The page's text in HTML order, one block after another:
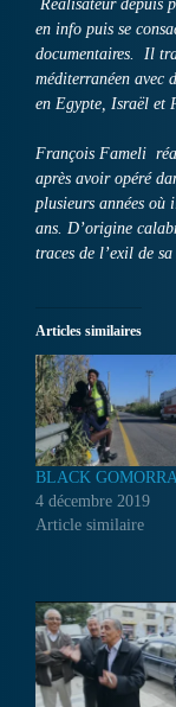
Réalisateur depuis
en info puis se
documentaires. Il
méditerranéen avec
en Egypte, Israël et
François Fameli
après avoir opéré
plusieurs années où
ans. D’origine
traces de l’exil de
Articles similaires
BLACK
4 décembre 2019
Article similaire